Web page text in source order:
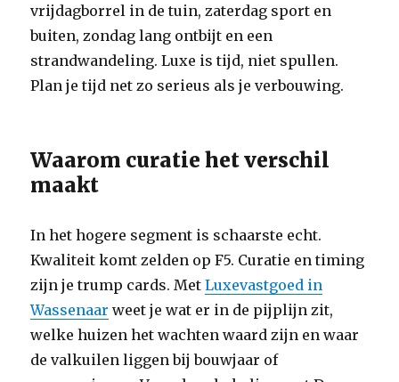
vrijdagborrel in de tuin, zaterdag sport en
buiten, zondag lang ontbijt en een
strandwandeling. Luxe is tijd, niet spullen.
Plan je tijd net zo serieus als je verbouwing.
Waarom curatie het verschil
maakt
In het hogere segment is schaarste echt.
Kwaliteit komt zelden op F5. Curatie en timing
zijn je trump cards. MetLuxevastgoed in
Wassenaar weet je wat er in de pijplijn zit,
welke huizen het wachten waard zijn en waar
de valkuilen liggen bij bouwjaar of